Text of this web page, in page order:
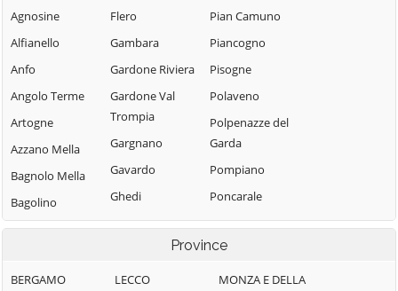
Agnosine
Alfianello
Anfo
Angolo Terme
Artogne
Azzano Mella
Bagnolo Mella
Bagolino
Barbariga
Bassano
Flero
Gambara
Gardone Riviera
Gardone Val
Trompia
Gargnano
Gavardo
Ghedi
Gianico
Gussago
Pian Camuno
Piancogno
Pisogne
Polaveno
Polpenazze del
Garda
Pompiano
Poncarale
Ponte di Legno
Pontevico
Pontoglio
Province
BERGAMO
LECCO
MONZA E DELLA